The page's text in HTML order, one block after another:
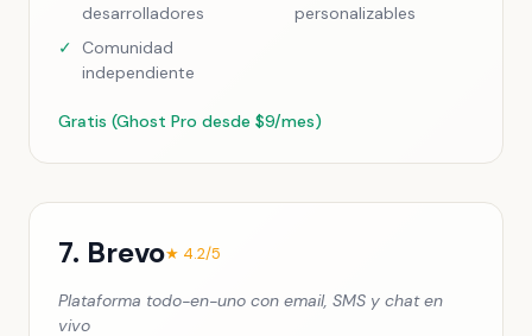
desarrolladores
personalizables
✓
Comunidad
independiente
Gratis (Ghost Pro desde $9/mes)
7. Brevo★ 4.2/5
Plataforma todo-en-uno con email, SMS y chat en
vivo